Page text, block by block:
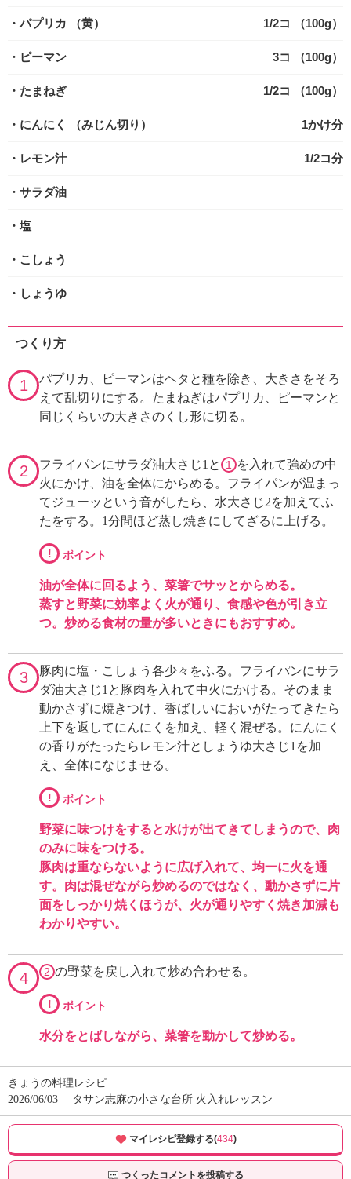
・パプリカ （黄） 1/2コ （100g）
・ピーマン 3コ （100g）
・たまねぎ 1/2コ （100g）
・にんにく （みじん切り） 1かけ分
・レモン汁 1/2コ分
・サラダ油
・塩
・こしょう
・しょうゆ
つくり方
1
パプリカ、ピーマンはヘタと種を除き、大きさをそろ
えて乱切りにする。たまねぎはパプリカ、ピーマンと
同じくらいの大きさのくし形に切る。
2 フライパンにサラダ油大さじ1と 1
を入れて強めの中
火にかけ、油を全体にからめる。フライパンが温まっ
てジューッという音がしたら、水大さじ2を加えてふ
たをする。1分間ほど蒸し焼きにしてざるに上げる。
! ポイント
油が全体に回るよう、菜箸でサッとからめる。
蒸すと野菜に効率よく火が通り、食感や色が引き立
つ。炒める食材の量が多いときにもおすすめ。
3
豚肉に塩・こしょう各少々をふる。フライパンにサラ
ダ油大さじ1と豚肉を入れて中火にかける。そのまま
動かさずに焼きつけ、香ばしいにおいがたってきたら
上下を返してにんにくを加え、軽く混ぜる。にんにく
の香りがたったらレモン汁としょうゆ大さじ1を加
え、全体になじませる。
! ポイント
野菜に味つけをすると水けが出てきてしまうので、肉
のみに味をつける。
豚肉は重ならないように広げ入れて、均一に火を通
す。肉は混ぜながら炒めるのではなく、動かさずに片
面をしっかり焼くほうが、火が通りやすく焼き加減も
わかりやすい。
4 2 の野菜を戻し入れて炒め合わせる。
! ポイント
水分をとばしながら、菜箸を動かして炒める。
きょうの料理レシピ
2026/06/03
タサン志麻の小さな台所 火入れレッスン
マイレシピ登録する(434)
つくったコメントを投稿する